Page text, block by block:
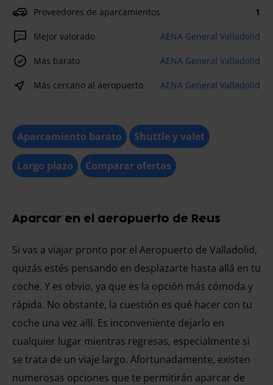
Proveedores de aparcamientos 1
Mejor valorado AENA General Valladolid
Más barato AENA General Valladolid
Más cercano al aeropuerto AENA General Valladolid
Aparcamiento barato Shuttle y valet
Largo plazo Comparar ofertas
Aparcar en el aeropuerto de Reus
Si vas a viajar pronto por el Aeropuerto de Valladolid,
quizás estés pensando en desplazarte hasta allá en tu
coche. Y es obvio, ya que es la opción más cómoda y
rápida. No obstante, la cuestión es qué hacer con tu
coche una vez allí. Es inconveniente dejarlo en
cualquier lugar mientras regresas, especialmente si
se trata de un viaje largo. Afortunadamente, existen
numerosas opciones que te permitirán aparcar de